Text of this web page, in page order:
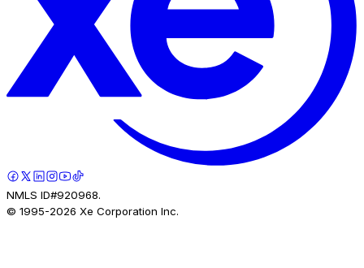
NMLS ID#920968.
© 1995-2026 Xe Corporation Inc.